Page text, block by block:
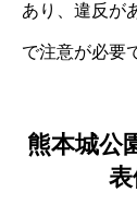
あり、違反が
で注意が必要
熊本城公